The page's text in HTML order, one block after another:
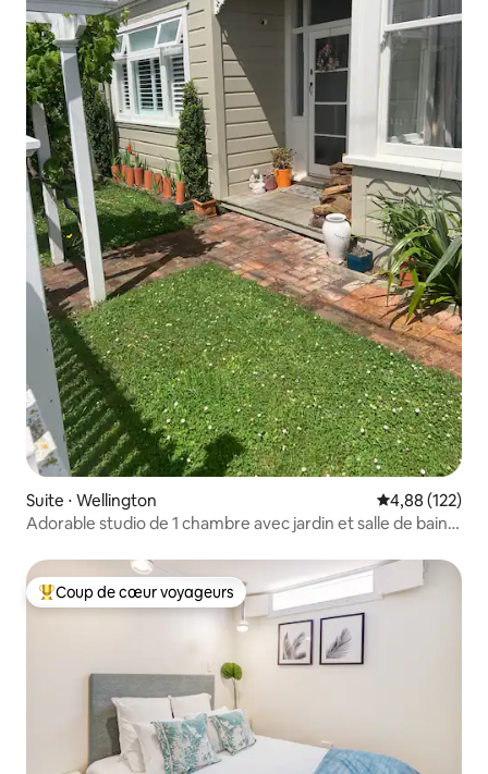
Suite ⋅ Wellington Évaluation
4,88 (122)
Adorable studio de 1 chambre avec jardin et salle de bain
Coups de cœur voyageurs les plus appréciés
Coup de cœur voyageurs